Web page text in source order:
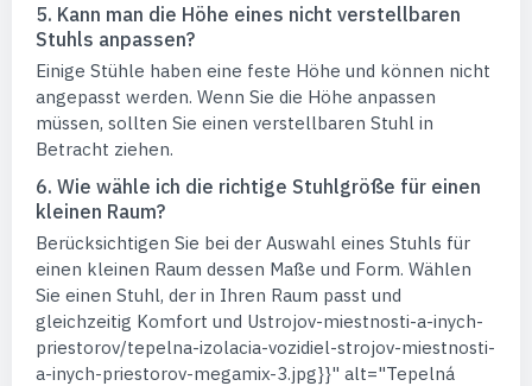
5. Kann man die Höhe eines nicht verstellbaren
Stuhls anpassen?
Einige Stühle haben eine feste Höhe und können nicht
angepasst werden. Wenn Sie die Höhe anpassen
müssen, sollten Sie einen verstellbaren Stuhl in
Betracht ziehen.
6. Wie wähle ich die richtige Stuhlgröße für einen
kleinen Raum?
Berücksichtigen Sie bei der Auswahl eines Stuhls für
einen kleinen Raum dessen Maße und Form. Wählen
Sie einen Stuhl, der in Ihren Raum passt und
gleichzeitig Komfort und Ustrojov-miestnosti-a-inych-
priestorov/tepelna-izolacia-vozidiel-strojov-miestnosti-
a-inych-priestorov-megamix-3.jpg}}" alt="Tepelná